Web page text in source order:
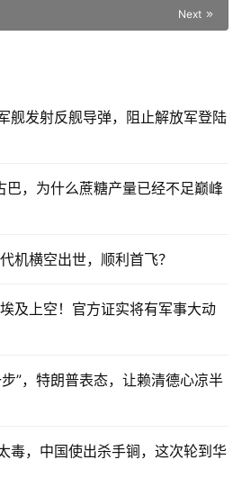
Next
舰发射反舰导弹，阻止解放军登陆
巴，为什么蔗糖产量已经不足巅峰
机横空出世，顺利首飞？
及上空！官方证实将有军事大动
”，特朗普表态，让赖清德心凉半
毒，中国使出杀手锏，这次轮到华